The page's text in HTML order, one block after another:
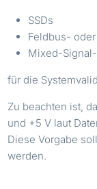
SSDs
Feldbus-
Mixed-
für die
Zu beachten ist,
und +5 V laut
Diese Vorgabe
werden.